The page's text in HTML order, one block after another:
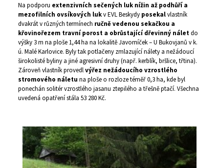
Na podporu extenzivních sečených luk nížin až podhůří a
mezofilních ovsíkových lukv EVL Beskydy posekalvlastník
dvakrát v různých termínech ručně vedenou sekačkou a
křovinořezem travní porost a obrůstající dřevinný náletdo
výšky 3 m na ploše 1,44 ha na lokalitě Javorníček – U Bukovjanů v k.
ú. Malé Karlovice. Byly tak potlačeny zmlazující nálety a nežádoucí
širokolisté byliny a jiné agresivní druhy (např. kerblík, bršlice, třtina).
Zároveň vlastník provedlvýřez nežádoucího vzrostlého
stromového náletu na ploše o rozloze téměř 0,3 ha, kde byl
ponechán solitér vzrostlého jasanu ztepilého a třešně ptačí. Všechna
uvedená opatření stála 53 280 Kč.